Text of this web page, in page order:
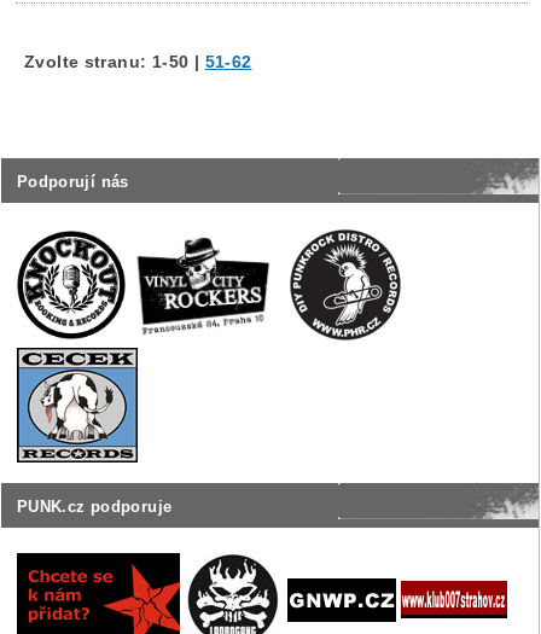
Podporují nás
PUNK.cz podporuje
Zvolte stranu: 1-50 | 51-62